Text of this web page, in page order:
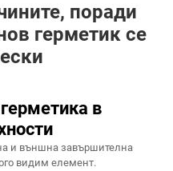
поради
герметик се
в
и външна завършителна
видим елемент.